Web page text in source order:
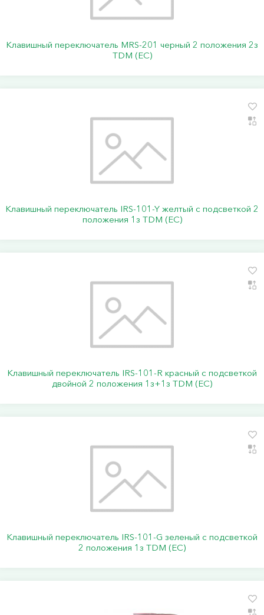
Клавишный переключатель MRS-201 черный 2 положения 2з
TDM (ЕС)
Клавишный переключатель IRS-101-Y желтый с подсветкой 2
положения 1з TDM (ЕС)
Клавишный переключатель IRS-101-R красный с подсветкой
двойной 2 положения 1з+1з TDM (ЕС)
Клавишный переключатель IRS-101-G зеленый с подсветкой
2 положения 1з TDM (ЕС)